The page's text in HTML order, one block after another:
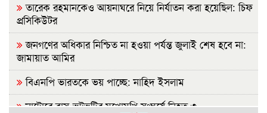
তারেক রহমানকেও আয়নাঘরে নিয়ে নির্যাতন করা হয়েছিল: চিফ
প্রসিকিউটর
জনগণের অধিকার নিশ্চিত না হওয়া পর্যন্ত জুলাই শেষ হবে না:
জামায়াত আমির
বিএনপি ভারতকে ভয় পাচ্ছে: নাহিদ ইসলাম
নাটোরে বাস-ভুটভুটির মুখোমুখি সংঘর্ষে নিহত ৩